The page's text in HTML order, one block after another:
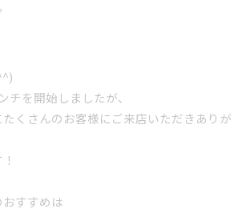
チを開始しましたが、
くさんのお客様にご来店いただきありが
すすめは